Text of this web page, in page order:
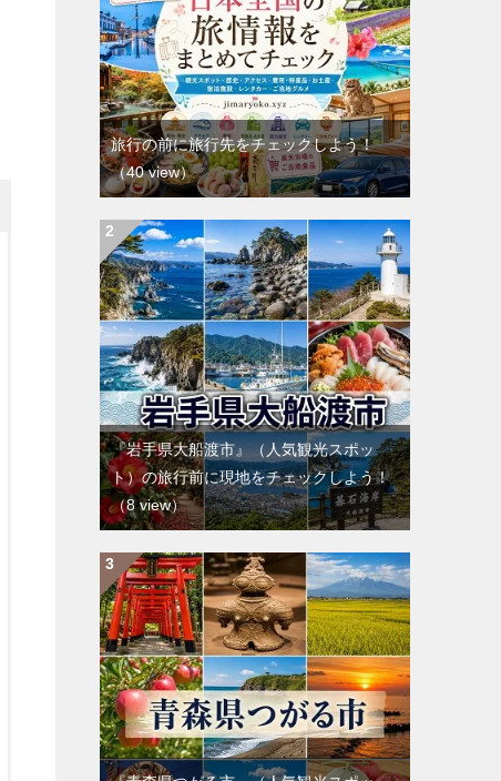
旅行の前に旅行先をチェックしよう！
（40 view）
『岩手県大船渡市』（人気観光スポッ
ト）の旅行前に現地をチェックしよう！
（8 view）